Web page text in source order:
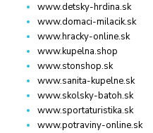
www.detsky-hrdina.sk
www.domaci-milacik.sk
www.hracky-online.sk
www.kupelna.shop
www.stonshop.sk
www.sanita-kupelne.sk
www.skolsky-batoh.sk
www.sportaturistika.sk
www.potraviny-online.sk